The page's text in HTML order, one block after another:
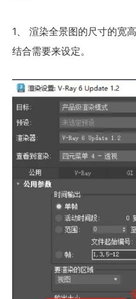
1、 渲染全景图的尺寸的宽
结合需要来设定。